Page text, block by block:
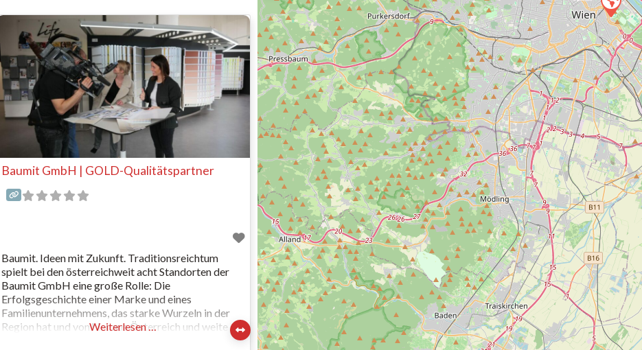
Baumit GmbH | GOLD-Qualitätspartner
Baumit. Ideen mit Zukunft. Traditionsreichtum
spielt bei den österreichweit acht Standorten der
Baumit GmbH eine große Rolle: Die
Erfolgsgeschichte einer Marke und eines
Familienunternehmens, das starke Wurzeln in der
Region hat und von hier aus Österreich und weite
Teile Europas erobert, geht weiter. Baumit ist heute
Weiterlesen …